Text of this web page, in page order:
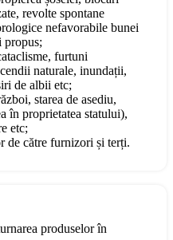
revolte spontane
nefavorabile bunei
propus;
furtuni
naturale, inundații,
de albii etc;
starea de asediu,
în proprietatea statului),
etc;
de către furnizori și terți.
produselor în